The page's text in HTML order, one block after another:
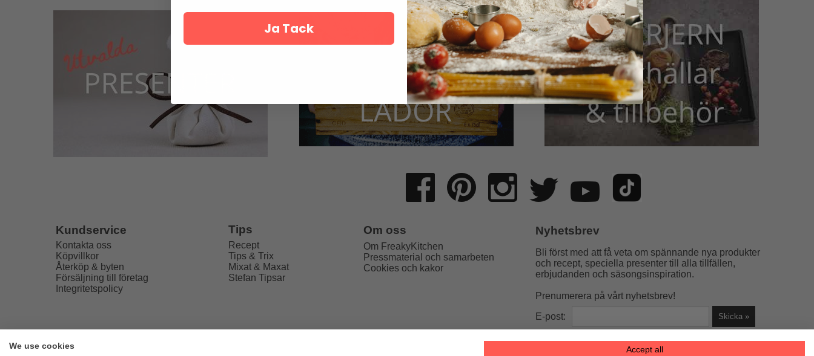
Kundservice
Kontakta oss
Köpvillkor
Återköp & byten
Försäljning till företag
Integritetspolicy
Tips
Recept
Tips & Trix
Mixat & Maxat
Stefan Tipsar
Om oss
Om FreakyKitchen
Pressmaterial och samarbeten
Cookies och kakor
Nyhetsbrev
Bli först med att få veta om spännande nya produkter
och recept, speciella presenter till alla tillfällen,
erbjudanden och säsongsinspiration.
Prenumerera på vårt nyhetsbrev!
E-post:
We use cookies Accept all
Ja Tack